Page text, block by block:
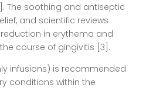
. The soothing and antiseptic
and scientific reviews
in erythema and
course of gingivitis [3] .
infusions) is recommended
conditions within the